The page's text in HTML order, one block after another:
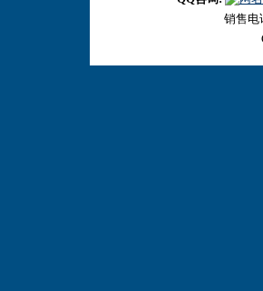
销售电